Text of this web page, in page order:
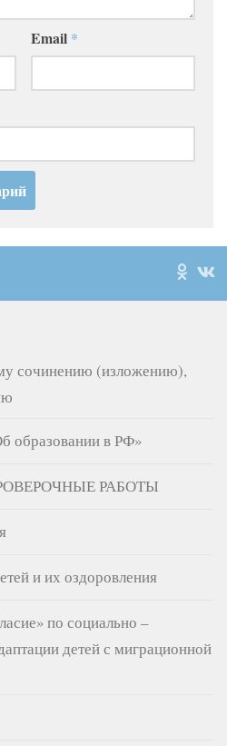
Email *
сочинению (изложению),
образовании в РФ»
РАБОТЫ
и их оздоровления
по социально –
детей с миграционной